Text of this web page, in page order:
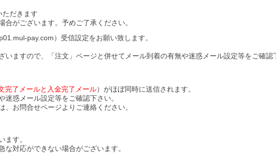
ただきます
がございます。予めご了承ください。
pay.com）受信設定をお願い致します。
ますので、「注文」ページと併せてメール到着の有無や迷惑メール設定等をご確認
完了メールと入金完了メール）がほぼ同時に送信されます。
惑メール設定等をご確認下さい。
お問合せページよりご連絡ください。
ます。
対応ができない場合がございます。